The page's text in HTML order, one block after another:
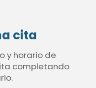
cita
y horario de
completando